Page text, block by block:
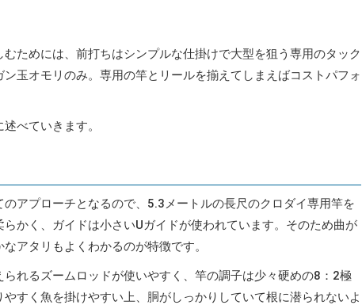
ためには、前打ちはシンプルな仕掛けで大型を狙う専用のタック
玉オモリのみ。専用の竿とリールを揃えてしまえばコストパフォ
べていきます。
アプローチとなるので、5.3メートルの長尺のクロダイ専用竿を
かく、ガイドは小さいUガイドが使われています。そのため曲が
アタリもよくわかるのが特徴です。
れるズームロッドが使いやすく、竿の調子は少々硬めの8：2極
すく魚を掛けやすい上、胴がしっかりしていて根に潜られないよ